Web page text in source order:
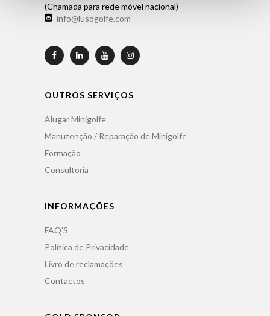
(Chamada para rede móvel nacional)
info@lusogolfe.com
OUTROS SERVIÇOS
Alugar Minigolfe
Manutenção / Reparação de Minigolfe
Formação
Consultoria
INFORMAÇÕES
FAQ’S
Política de Privacidade
Livro de reclamações
Contactos